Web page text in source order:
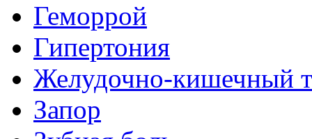
Геморрой
Гипертония
Желудочно-кишечный
Запор